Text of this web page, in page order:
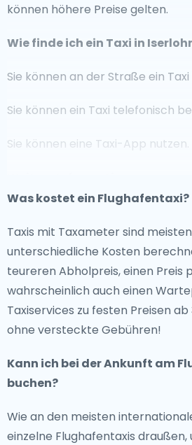
können höhere Preise gelten.
Wie finde ich ein Taxi in
Sie können an der Straße ein
Sie können ein Taxi telefonisch
Sie können eine Taxi-App nutzen.
auf der Website der Stadt.
Trinkgeld
Es ist üblich, dem Taxifahrer in
Trinkgeld von 10 % des
Was kostet ein Flughafentaxi?
Taxis mit Taxameter sind
unterschiedliche Kosten
teureren Abholpreis, einen Preis
wahrscheinlich auch einen
Taxiservices zu festen Preisen
ohne versteckte Gebühren!
Kann ich bei der Ankunft am
buchen?
Wie an den meisten
einzelne Flughafentaxis draußen,